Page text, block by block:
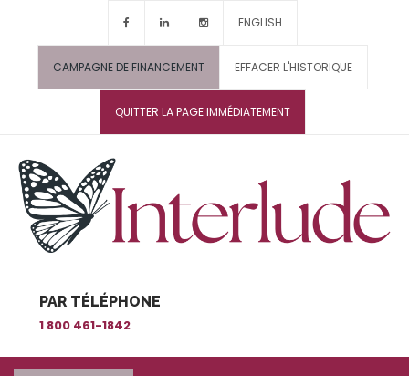
ENGLISH
CAMPAGNE DE FINANCEMENT EFFACER L'HISTORIQUE
QUITTER LA PAGE IMMÉDIATEMENT
PAR TÉLÉPHONE
1 800 461-1842